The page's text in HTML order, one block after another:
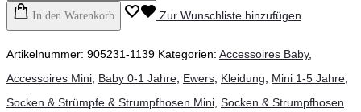
In den Warenkorb Zur Wunschliste hinzufügen
Artikelnummer: 905231-1139 Kategorien: Accessoires Baby,
Accessoires Mini, Baby 0-1 Jahre, Ewers, Kleidung, Mini 1-5 Jahre,
Socken & Strümpfe & Strumpfhosen Mini, Socken & Strumpfhosen